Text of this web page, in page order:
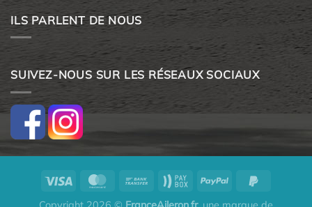
ILS PARLENT DE NOUS
SUIVEZ-NOUS SUR LES RÉSEAUX SOCIAUX